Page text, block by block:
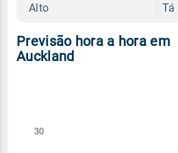
Alto Tá
Previsão hora a hora em
Auckland